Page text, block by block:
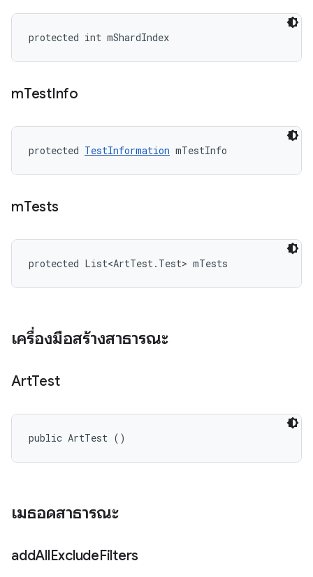
protected int mShardIndex
mTestInfo
protected TestInformation mTestInfo
mTests
protected List<ArtTest.Test> mTests
เครื่องมือสร้างสาธารณะ
ArtTest
public ArtTest ()
เมธอดสาธารณะ
addAllExcludeFilters